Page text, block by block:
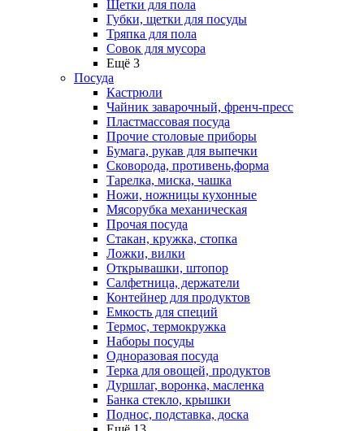
Щетки для пола
Губки, щетки для посуды
Тряпка для пола
Совок для мусора
Ещё 3
Посуда
Кастрюли
Чайник заварочный, френч-пресс
Пластмассовая посуда
Прочие столовые приборы
Бумага, рукав для выпечки
Сковорода, противень,форма
Тарелка, миска, чашка
Ножи, ножницы кухонные
Мясорубка механическая
Прочая посуда
Стакан, кружка, стопка
Ложки, вилки
Открывашки, штопор
Салфетница, держатели
Контейнер для продуктов
Емкость для специй
Термос, термокружка
Наборы посуды
Одноразовая посуда
Терка для овощей, продуктов
Дуршлаг, воронка, масленка
Банка стекло, крышки
Поднос, подставка, доска